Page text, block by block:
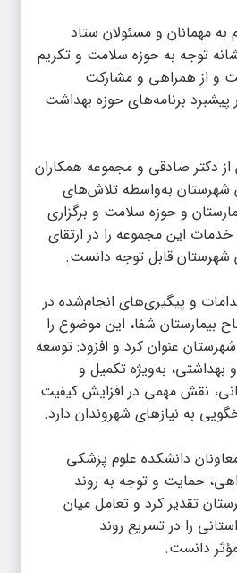
به مهمانان و مسئولان ستاد
توجه به حوزه سلامت و تکریم
و از همراهی و مشارکت
برنامه‌های حوزه بهداشت
از دکتر صادقی و مجموعه همکاران
شهرستان به‌واسطه تلاش‌های
و حوزه سلامت و برگزاری
این مجموعه را در ارتقای
قابل توجه دانست.
و پیگیری‌های انجام‌شده در
بیمارستان شفا، این موضوع را
عنوان کرد و افزود: توسعه
به‌ویژه تکمیل و
نقش مهمی در افزایش کیفیت
به نیازهای شهروندان دارد.
دانشکده علوم پزشکی
حمایت و توجه به روند
تقدیر کرد و تعامل میان
را در تسریع روند
دانست.